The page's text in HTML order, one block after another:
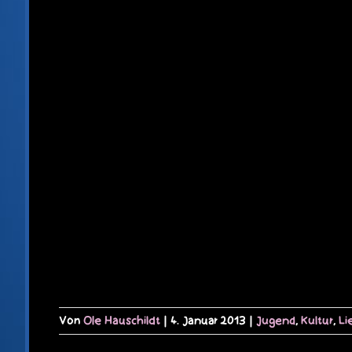
VonOle Hauschildt | 4. Januar 2013 | Jugend,Kultur,